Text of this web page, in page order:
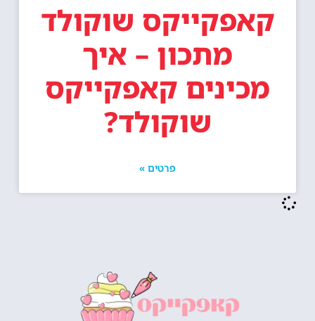
קאפקייקס שוקולד
מתכון – איך
מכינים קאפקייקס
שוקולד?
פרטים »